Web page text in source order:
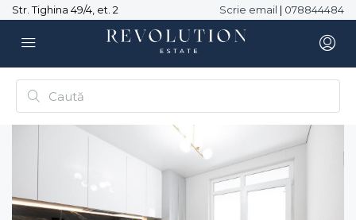
Str. Tighina 49/4, et. 2 Scrie email | 078844484